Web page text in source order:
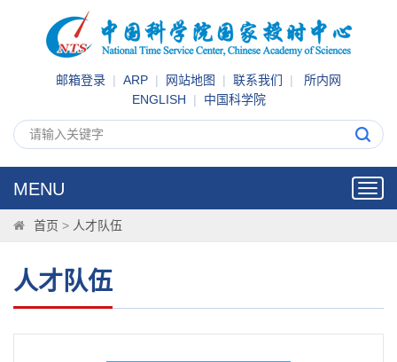
邮箱登录 | ARP | 网站地图 | 联系我们 | 所内网
ENGLISH | 中国科学院
MENU
首页 > 人才队伍
人才队伍